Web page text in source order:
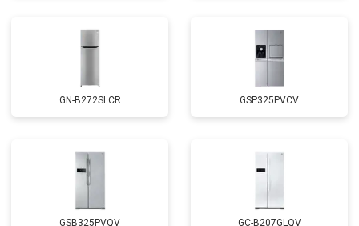
GN-B272SLCR GSP325PVCV
GSB325PVQV GC-B207GLQV